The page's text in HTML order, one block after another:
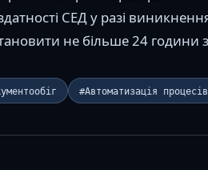
СЕД у разі
не більше 24 години
#Автоматизація процесів